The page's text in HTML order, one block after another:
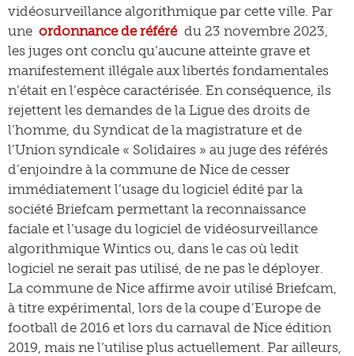
vidéosurveillance algorithmique par cette ville. Par
une ordonnance de référé du 23 novembre 2023,
les juges ont conclu qu’aucune atteinte grave et
manifestement illégale aux libertés fondamentales
n’était en l’espèce caractérisée. En conséquence, ils
rejettent les demandes de la Ligue des droits de
l’homme, du Syndicat de la magistrature et de
l’Union syndicale « Solidaires » au juge des référés
d’enjoindre à la commune de Nice de cesser
immédiatement l’usage du logiciel édité par la
société Briefcam permettant la reconnaissance
faciale et l’usage du logiciel de vidéosurveillance
algorithmique Wintics ou, dans le cas où ledit
logiciel ne serait pas utilisé, de ne pas le déployer.
La commune de Nice affirme avoir utilisé Briefcam,
à titre expérimental, lors de la coupe d’Europe de
football de 2016 et lors du carnaval de Nice édition
2019, mais ne l’utilise plus actuellement. Par ailleurs,